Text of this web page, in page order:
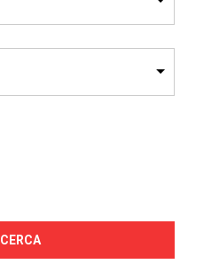
CERCA